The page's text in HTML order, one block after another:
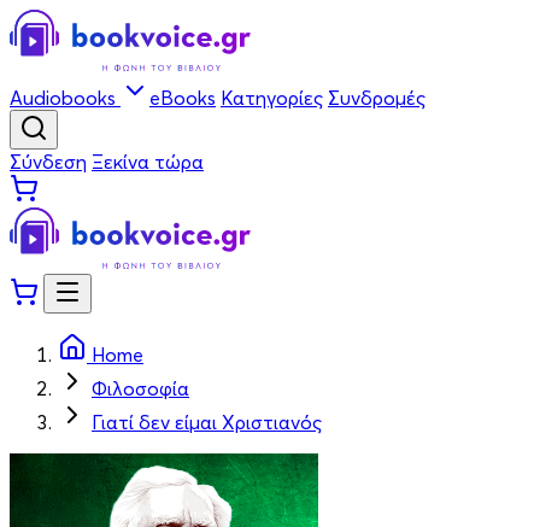
Audiobooks eBooks Κατηγορίες Συνδρομές
Σύνδεση Ξεκίνα τώρα
Home
Φιλοσοφία
Γιατί δεν είμαι Χριστιανός